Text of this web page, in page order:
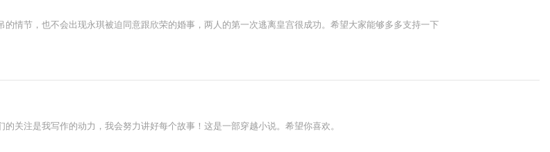
情节，也不会出现永琪被迫同意跟欣荣的婚事，两人的第一次逃离皇宫很成功。希望大家能够多多支持一下
关注是我写作的动力，我会努力讲好每个故事！这是一部穿越小说。希望你喜欢。